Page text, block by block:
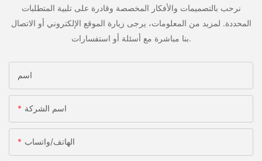
نرحب بالتصميمات والأفكار المخصصة وقادرة على تلبية المتطلبات
المحددة. لمزيد من المعلومات، يرجى زيارة الموقع الإلكتروني أو الاتصال
بنا مباشرة مع أسئلة أو استفسارات.
اسم
اسم الشركة
الهاتف/واتساب